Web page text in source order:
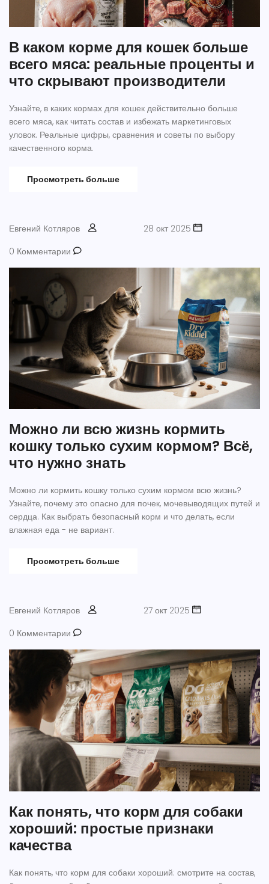
В каком корме для кошек больше
всего мяса: реальные проценты и
что скрывают производители
Узнайте, в каких кормах для кошек действительно больше
всего мяса, как читать состав и избежать маркетинговых
уловок. Реальные цифры, сравнения и советы по выбору
качественного корма.
Просмотреть больше
Евгений Котляров
28 окт 2025
0 Комментарии
Можно ли всю жизнь кормить
кошку только сухим кормом? Всё,
что нужно знать
Можно ли кормить кошку только сухим кормом всю жизнь?
Узнайте, почему это опасно для почек, мочевыводящих путей и
сердца. Как выбрать безопасный корм и что делать, если
влажная еда - не вариант.
Просмотреть больше
Евгений Котляров
27 окт 2025
0 Комментарии
Как понять, что корм для собаки
хороший: простые признаки
качества
Как понять, что корм для собаки хороший: смотрите на состав,